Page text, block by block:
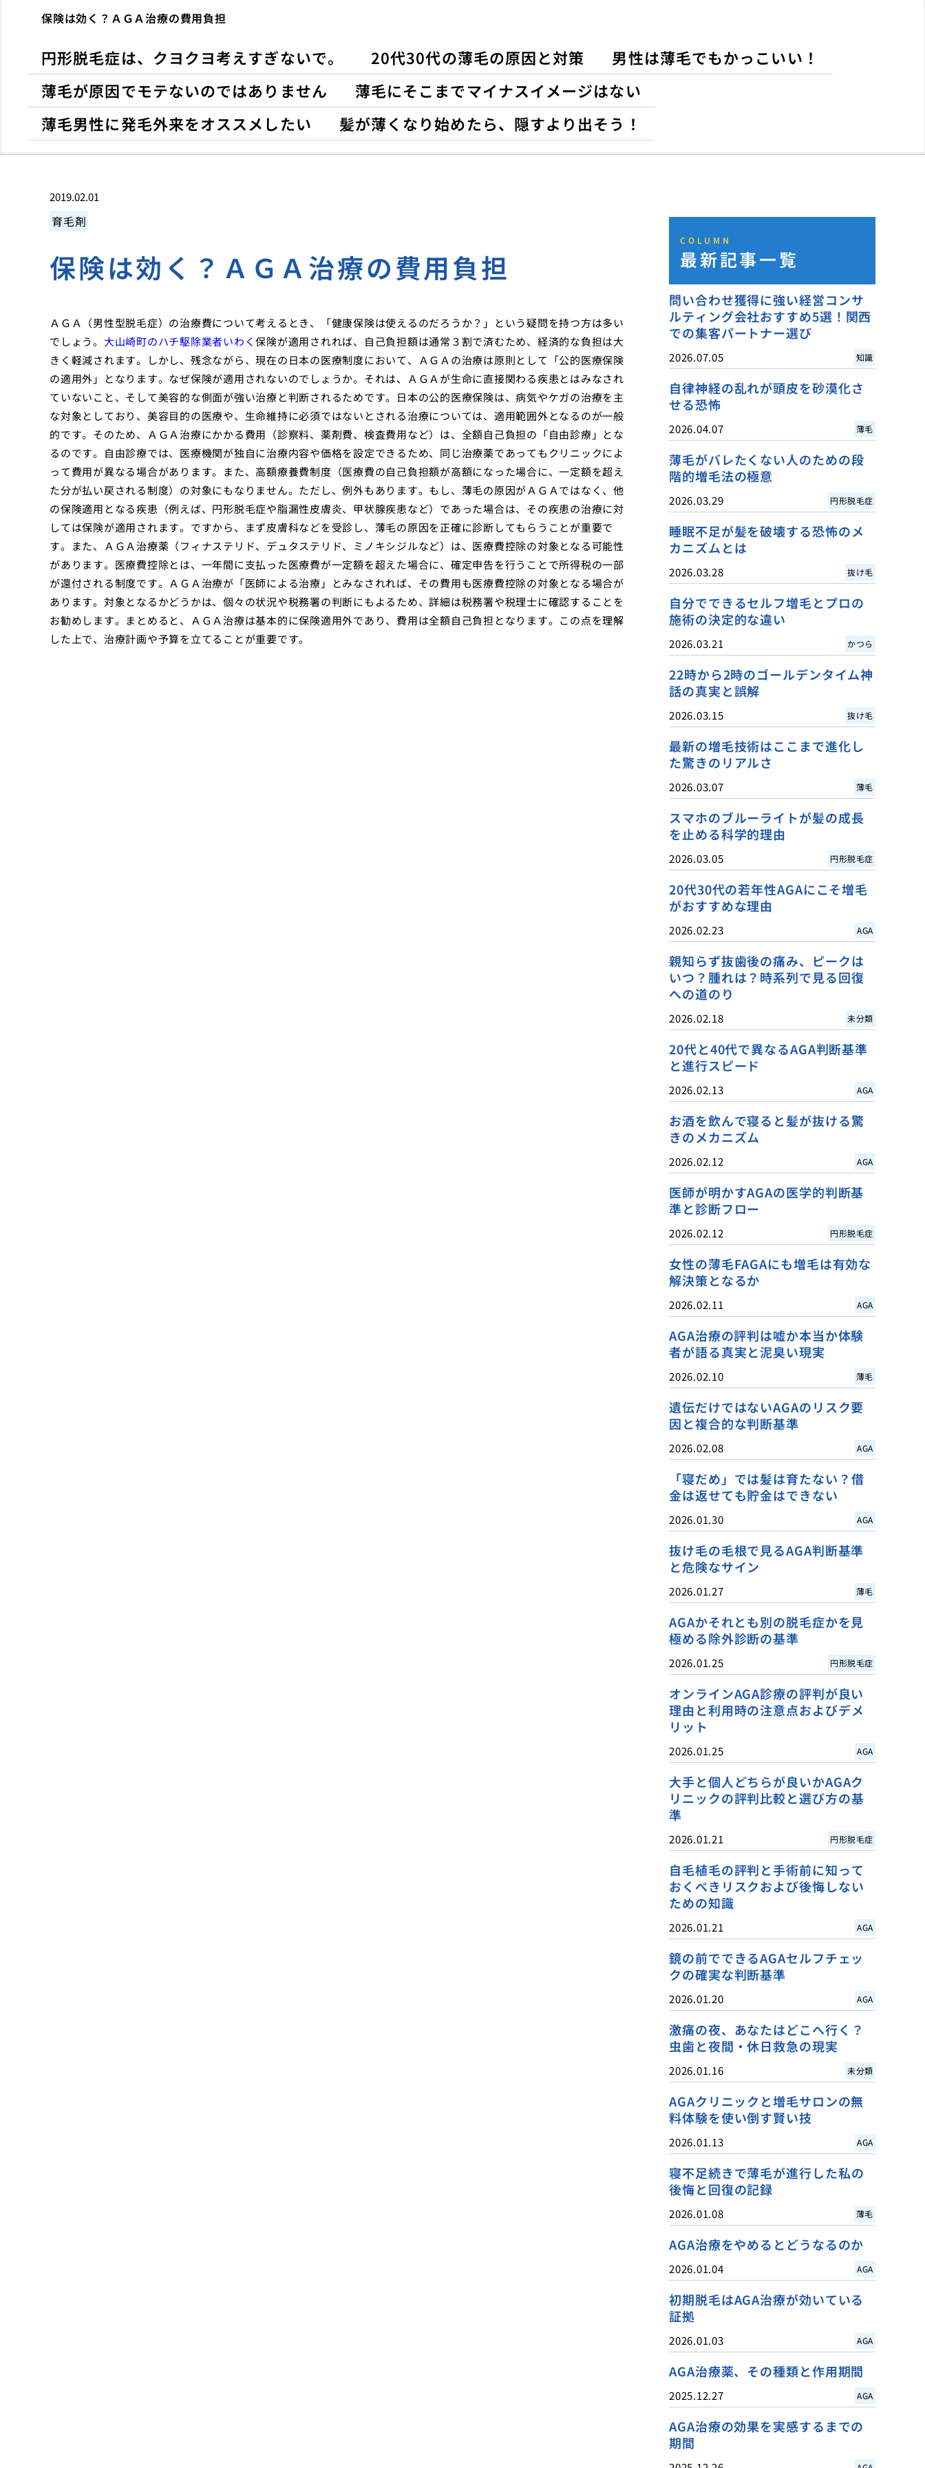
保険は効く？ＡＧＡ治療の費用負担
円形脱毛症は、クヨクヨ考えすぎないで。 20代30代の薄毛の原因と対策
男性は薄毛でもかっこいい！
薄毛が原因でモテないのではありません
薄毛にそこまでマイナスイメージはない
薄毛男性に発毛外来をオススメしたい
髪が薄くなり始めたら、隠すより出そう！
2019.02.01
育毛剤
保険は効く？ＡＧＡ治療の費用負担
ＡＧＡ（男性型脱毛症）の治療費について考えるとき、「健康保険は使えるのだろうか？」という疑問を持つ方は多い
でしょう。 大山崎町のハチ駆除業者いわく保険が適用されれば、自己負担額は通常３割で済むため、経済的な負担は大
きく軽減されます。しかし、残念ながら、現在の日本の医療制度において、ＡＧＡの治療は原則として「公的医療保険
の適用外」となります。なぜ保険が適用されないのでしょうか。それは、ＡＧＡが生命に直接関わる疾患とはみなされ
ていないこと、そして美容的な側面が強い治療と判断されるためです。日本の公的医療保険は、病気やケガの治療を主
な対象としており、美容目的の医療や、生命維持に必須ではないとされる治療については、適用範囲外となるのが一般
的です。そのため、ＡＧＡ治療にかかる費用（診察料、薬剤費、検査費用など）は、全額自己負担の「自由診療」とな
るのです。自由診療では、医療機関が独自に治療内容や価格を設定できるため、同じ治療薬であってもクリニックによ
って費用が異なる場合があります。また、高額療養費制度（医療費の自己負担額が高額になった場合に、一定額を超え
た分が払い戻される制度）の対象にもなりません。ただし、例外もあります。もし、薄毛の原因がＡＧＡではなく、他
の保険適用となる疾患（例えば、円形脱毛症や脂漏性皮膚炎、甲状腺疾患など）であった場合は、その疾患の治療に対
しては保険が適用されます。ですから、まず皮膚科などを受診し、薄毛の原因を正確に診断してもらうことが重要で
す。また、ＡＧＡ治療薬（フィナステリド、デュタステリド、ミノキシジルなど）は、医療費控除の対象となる可能性
があります。医療費控除とは、一年間に支払った医療費が一定額を超えた場合に、確定申告を行うことで所得税の一部
が還付される制度です。ＡＧＡ治療が「医師による治療」とみなされれば、その費用も医療費控除の対象となる場合が
あります。対象となるかどうかは、個々の状況や税務署の判断にもよるため、詳細は税務署や税理士に確認することを
お勧めします。まとめると、ＡＧＡ治療は基本的に保険適用外であり、費用は全額自己負担となります。この点を理解
した上で、治療計画や予算を立てることが重要です。
COLUMN
最新記事一覧
問い合わせ獲得に強い経営コンサ
ルティング会社おすすめ5選！関西
での集客パートナー選び
2026.07.05 知識
自律神経の乱れが頭皮を砂漠化さ
せる恐怖
2026.04.07 薄毛
薄毛がバレたくない人のための段
階的増毛法の極意
2026.03.29 円形脱毛症
睡眠不足が髪を破壊する恐怖のメ
カニズムとは
2026.03.28 抜け毛
自分でできるセルフ増毛とプロの
施術の決定的な違い
2026.03.21 かつら
22時から2時のゴールデンタイム神
話の真実と誤解
2026.03.15 抜け毛
最新の増毛技術はここまで進化し
た驚きのリアルさ
2026.03.07 薄毛
スマホのブルーライトが髪の成長
を止める科学的理由
2026.03.05 円形脱毛症
20代30代の若年性AGAにこそ増毛
がおすすめな理由
2026.02.23 AGA
親知らず抜歯後の痛み、ピークは
いつ？腫れは？時系列で見る回復
への道のり
2026.02.18 未分類
20代と40代で異なるAGA判断基準
と進行スピード
2026.02.13 AGA
お酒を飲んで寝ると髪が抜ける驚
きのメカニズム
2026.02.12 AGA
医師が明かすAGAの医学的判断基
準と診断フロー
2026.02.12 円形脱毛症
女性の薄毛FAGAにも増毛は有効な
解決策となるか
2026.02.11 AGA
AGA治療の評判は嘘か本当か体験
者が語る真実と泥臭い現実
2026.02.10 薄毛
遺伝だけではないAGAのリスク要
因と複合的な判断基準
2026.02.08 AGA
「寝だめ」では髪は育たない？借
金は返せても貯金はできない
2026.01.30 AGA
抜け毛の毛根で見るAGA判断基準
と危険なサイン
2026.01.27 薄毛
AGAかそれとも別の脱毛症かを見
極める除外診断の基準
2026.01.25 円形脱毛症
オンラインAGA診療の評判が良い
理由と利用時の注意点およびデメ
リット
2026.01.25 AGA
大手と個人どちらが良いかAGAク
リニックの評判比較と選び方の基
準
2026.01.21 円形脱毛症
自毛植毛の評判と手術前に知って
おくべきリスクおよび後悔しない
ための知識
2026.01.21 AGA
鏡の前でできるAGAセルフチェッ
クの確実な判断基準
2026.01.20 AGA
激痛の夜、あなたはどこへ行く？
虫歯と夜間・休日救急の現実
2026.01.16 未分類
AGAクリニックと増毛サロンの無
料体験を使い倒す賢い技
2026.01.13 AGA
寝不足続きで薄毛が進行した私の
後悔と回復の記録
2026.01.08 薄毛
AGA治療をやめるとどうなるのか
2026.01.04 AGA
初期脱毛はAGA治療が効いている
証拠
2026.01.03 AGA
AGA治療薬、その種類と作用期間
2025.12.27 AGA
AGA治療の効果を実感するまでの
期間